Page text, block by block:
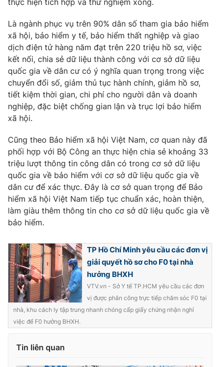
VTV Sức khoẻ Bất động sản
Thị trường 24h Tấm lòng Việt
VTV4 Vươn mình bằng AI
VTV9 VTV8
Liên hệ tòa soạn English
THỜI BÁO VTV
Theo dõi báo trên
Cơ quan chủ quản:Đài Truyền hình Việt Nam
Cơ quan báo chí:Thời báo VTV
Giấy phép hoạt động báo in và báo điện tử số 483/GP-BTTTT
cấp ngày 29/12/2023
Tổng Biên tập:Vũ Thanh Thủy
Nguyễn Trọng Ninh
thực hiện tích hợp và thử nghiệm xong.
Là ngành phục vụ trên 90% dân số tham gia bảo hiểm
xã hội, bảo hiểm y tế, bảo hiểm thất nghiệp và giao
dịch điện tử hàng năm đạt trên 220 triệu hồ sơ, việc
kết nối, chia sẻ dữ liệu thành công với cơ sở dữ liệu
quốc gia về dân cư có ý nghĩa quan trọng trong việc
chuyển đổi số, giảm thủ tục hành chính, giảm hồ sơ,
tiết kiệm thời gian, chi phí cho người dân và doanh
nghiệp, đặc biệt chống gian lận và trục lợi bảo hiểm
xã hội.
Cũng theo Bảo hiểm xã hội Việt Nam, cơ quan này đã
phối hợp với Bộ Công an thực hiện chia sẻ khoảng 33
triệu lượt thông tin công dân có trong cơ sở dữ liệu
quốc gia về bảo hiểm với cơ sở dữ liệu quốc gia về
dân cư để xác thực. Đây là cơ sở quan trọng để Bảo
hiểm xã hội Việt Nam tiếp tục chuẩn xác, hoàn thiện,
làm giàu thêm thông tin cho cơ sở dữ liệu quốc gia về
bảo hiểm.
TP Hồ Chí Minh yêu cầu các đơn vị
giải quyết hồ sơ cho F0 tại nhà
hưởng BHXH
VTV.vn - Sở Y tế TP.HCM yêu cầu các đơn
vị được phân công trực tiếp chăm sóc F0 tại
nhà, khu cách ly tập trung nhanh chóng cấp giấy chứng nhận nghỉ
việc để F0 hưởng BHXH.
Tin liên quan